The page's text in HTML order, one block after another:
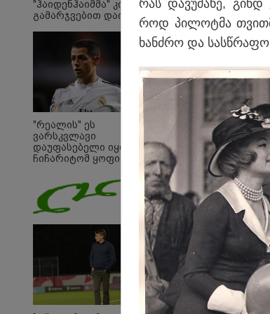
"ჰაიდენჰაიმმა" კი
გამარჯვებით დაიწყო
"რეალის" ეს
ვარსკვლავი
დაუფასებელი იყო" -
ჩიჩარიტომ ყოფილ
ისაუბრა
რას და­ვუ­ძა­ხე,
როდ პი­ლოტ­მა
ხან­ძრო და